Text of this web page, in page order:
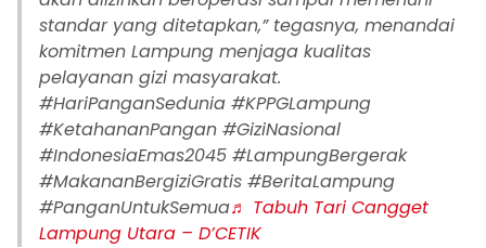
standar yang ditetapkan,” tegasnya, menandai
komitmen Lampung menjaga kualitas
pelayanan gizi masyarakat.
#HariPanganSedunia #KPPGLampung
#KetahananPangan #GiziNasional
#IndonesiaEmas2045 #LampungBergerak
#MakananBergiziGratis #BeritaLampung
#PanganUntukSemua♬ Tabuh Tari Cangget
Lampung Utara – D’CETIK